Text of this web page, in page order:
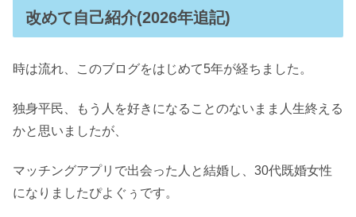
改めて自己紹介(2026年追記)
時は流れ、このブログをはじめて5年が経ちました。
独身平民、もう人を好きになることのないまま人生終える
かと思いましたが、
マッチングアプリで出会った人と結婚し、30代既婚女性
になりましたぴよぐぅです。